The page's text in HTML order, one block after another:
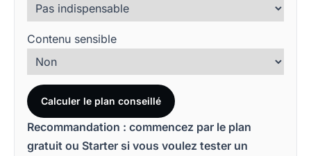
Contenu sensible
Calculer le plan conseillé
Recommandation : commencez par le plan
gratuit ou Starter si vous voulez tester un